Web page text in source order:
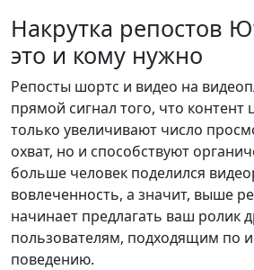
Накрутка репостов
это и кому нужно
Репосты шортс и видео на
прямой сигнал того, что контент
только увеличивают число
охват, но и способствуют
больше человек поделился
вовлеченность, а значит, выше
начинает предлагать ваш ролик
пользователям, подходящим по
поведению.